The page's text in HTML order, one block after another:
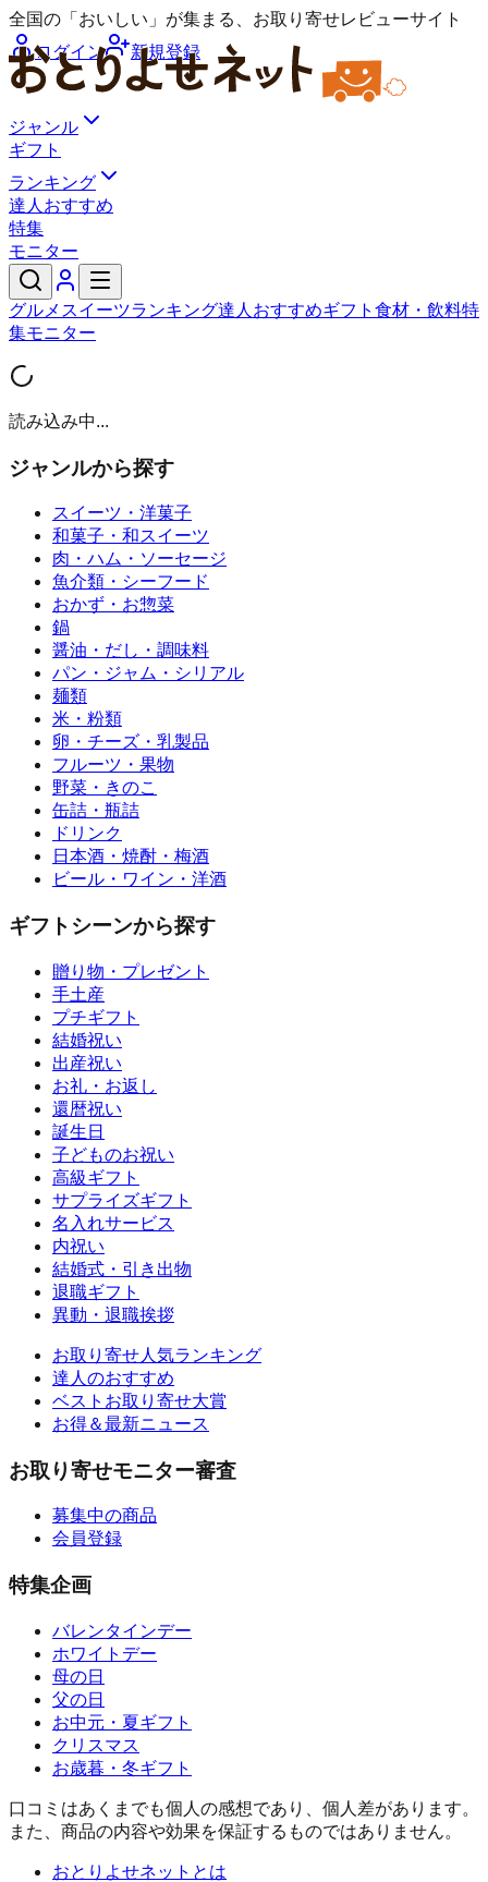
全国の「おいしい」が集まる、お取り寄せレビューサイト
ログイン
新規登録
ジャンル
ギフト
ランキング
達人おすすめ
特集
モニター
グルメ スイーツランキング達人おすすめギフト 食材・飲料特
集モニター
読み込み中...
ジャンルから探す
スイーツ・洋菓子
和菓子・和スイーツ
肉・ハム・ソーセージ
魚介類・シーフード
おかず・お惣菜
鍋
醤油・だし・調味料
パン・ジャム・シリアル
麺類
米・粉類
卵・チーズ・乳製品
フルーツ・果物
野菜・きのこ
缶詰・瓶詰
ドリンク
日本酒・焼酎・梅酒
ビール・ワイン・洋酒
ギフトシーンから探す
贈り物・プレゼント
手土産
プチギフト
結婚祝い
出産祝い
お礼・お返し
還暦祝い
誕生日
子どものお祝い
高級ギフト
サプライズギフト
名入れサービス
内祝い
結婚式・引き出物
退職ギフト
異動・退職挨拶
お取り寄せ人気ランキング
達人のおすすめ
ベストお取り寄せ大賞
お得＆最新ニュース
お取り寄せモニター審査
募集中の商品
会員登録
特集企画
バレンタインデー
ホワイトデー
母の日
父の日
お中元・夏ギフト
クリスマス
お歳暮・冬ギフト
口コミはあくまでも個人の感想であり、個人差があります。
また、商品の内容や効果を保証するものではありません。
おとりよせネットとは